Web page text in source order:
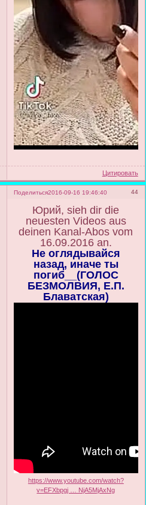
Цитировать
Поделиться 44
2016-09-16 19:46:40
Юрий, sieh dir die
neuesten Videos aus
deinen Kanal-Abos vom
16.09.2016 an.
Не оглядывайся
назад, иначе ты
погиб__(ГОЛОС
БЕЗМОЛВИЯ, Е.П.
Блаватская)
https://www.youtube.com/watch?
v=EFXbpgj … NjA5MjAxNg